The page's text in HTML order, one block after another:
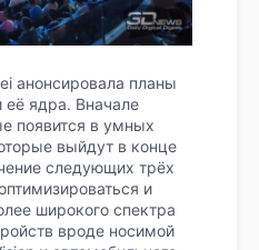
анонсировала планы
её ядра. Вначале
появится в умных
выйдут в конце
следующих трёх
и
широкого спектра
вроде носимой